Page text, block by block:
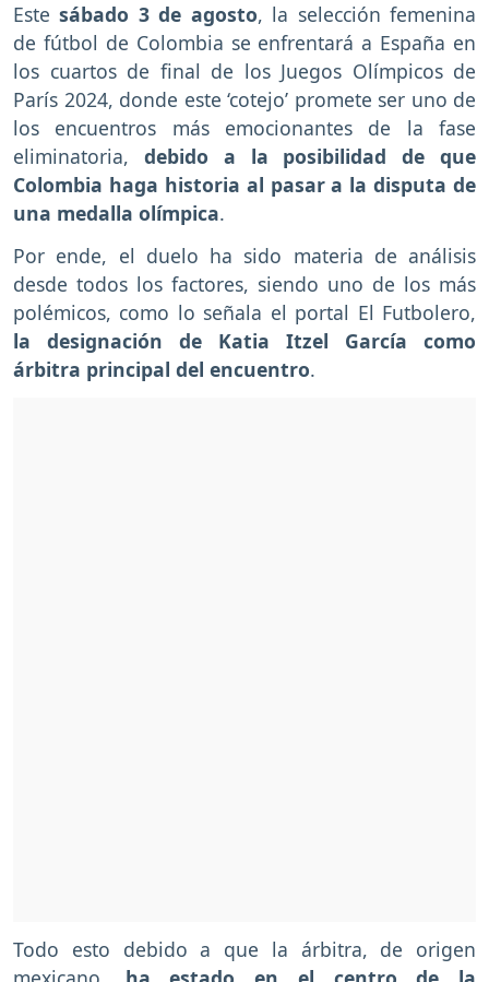
Estesábado 3 de agosto, la selección femenina
de fútbol de Colombia se enfrentará a España en
los cuartos de final de los Juegos Olímpicos de
París 2024, donde este ‘cotejo’ promete ser uno de
los encuentros más emocionantes de la fase
eliminatoria, debido a la posibilidad de que
Colombia haga historia al pasar a la disputa de
una medalla olímpica.
Por ende, el duelo ha sido materia de análisis
desde todos los factores, siendo uno de los más
polémicos, como lo señala el portal El Futbolero,
la designación de Katia Itzel García como
árbitra principal del encuentro.
Todo esto debido a que la árbitra, de origen